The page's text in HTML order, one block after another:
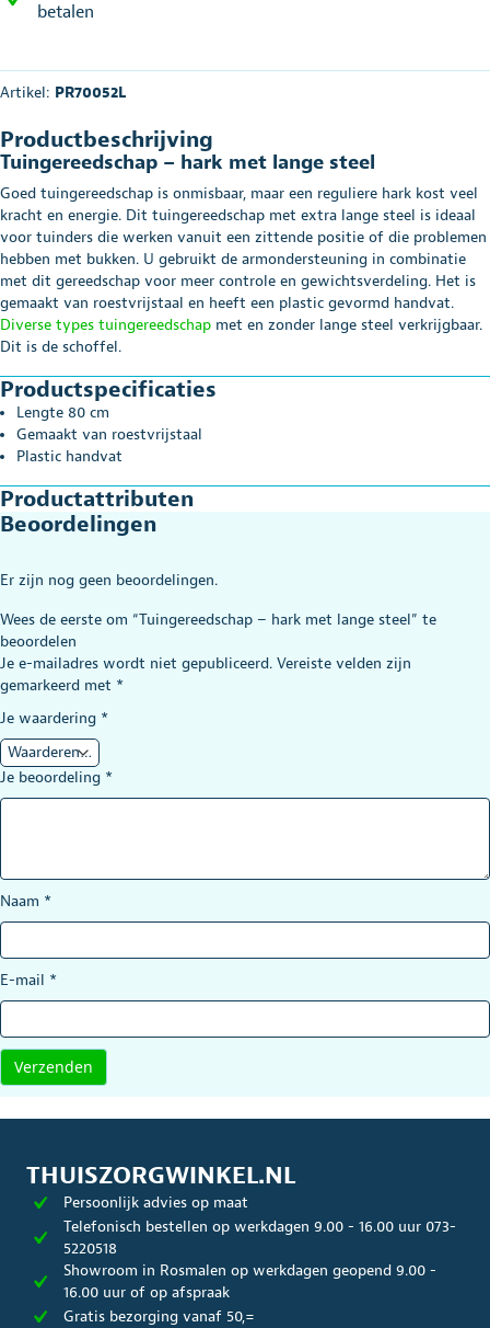
betalen
Artikel: PR70052L
Productbeschrijving
Tuingereedschap – hark met lange steel
Goed tuingereedschap is onmisbaar, maar een reguliere hark kost veel
kracht en energie. Dit tuingereedschap met extra lange steel is ideaal
voor tuinders die werken vanuit een zittende positie of die problemen
hebben met bukken. U gebruikt de armondersteuning in combinatie
met dit gereedschap voor meer controle en gewichtsverdeling. Het is
gemaakt van roestvrijstaal en heeft een plastic gevormd handvat.
Diverse types tuingereedschap met en zonder lange steel verkrijgbaar.
Dit is de schoffel.
Productspecificaties
Lengte 80 cm
Gemaakt van roestvrijstaal
Plastic handvat
Productattributen
Beoordelingen
Er zijn nog geen beoordelingen.
Wees de eerste om “Tuingereedschap – hark met lange steel” te
beoordelen
Je e-mailadres wordt niet gepubliceerd. Vereiste velden zijn
gemarkeerd met *
Je waardering *
Je beoordeling *
Naam *
E-mail *
THUISZORGWINKEL.NL
Persoonlijk advies op maat
Telefonisch bestellen op werkdagen 9.00 - 16.00 uur 073-
5220518
Showroom in Rosmalen op werkdagen geopend 9.00 -
16.00 uur of op afspraak
Gratis bezorging vanaf 50,=